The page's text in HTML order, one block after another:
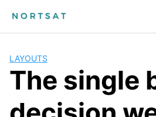
LAYOUTS
The single